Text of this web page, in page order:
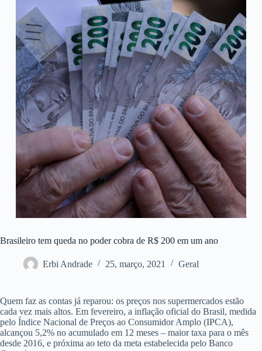
Brasileiro tem queda no poder cobra de R$ 200 em um ano
Erbi Andrade 25, março, 2021 Geral
Quem faz as contas já reparou: os preços nos supermercados estão
cada vez mais altos. Em fevereiro, a inflação oficial do Brasil, medida
pelo Índice Nacional de Preços ao Consumidor Amplo (IPCA),
alcançou 5,2% no acumulado em 12 meses – maior taxa para o mês
desde 2016, e próxima ao teto da meta estabelecida pelo Banco